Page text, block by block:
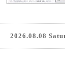
2026.08.08